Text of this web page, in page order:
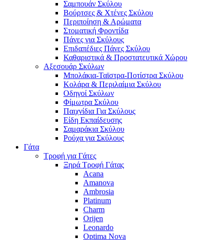
Σαμπουάν Σκύλου
Βούρτσες & Χτένες Σκύλου
Περιποίηση & Αρώματα
Στοματική Φροντίδα
Πάνες για Σκύλους
Επιδαπέδιες Πάνες Σκύλου
Καθαριστικά & Προστατευτικά Χώρου
Αξεσουάρ Σκύλων
Μπολάκια-Ταϊστρα-Ποτίστρα Σκύλου
Κολάρα & Περιλαίμια Σκύλου
Οδηγοί Σκύλων
Φίμωτρα Σκύλου
Παιχνίδια Για Σκύλους
Είδη Εκπαίδευσης
Σαμαράκια Σκύλου
Ρούχα για Σκύλους
Γάτα
Τροφή για Γάτες
Ξηρά Τροφή Γάτας
Acana
Amanova
Ambrosia
Platinum
Charm
Orijen
Leonardo
Optima Nova